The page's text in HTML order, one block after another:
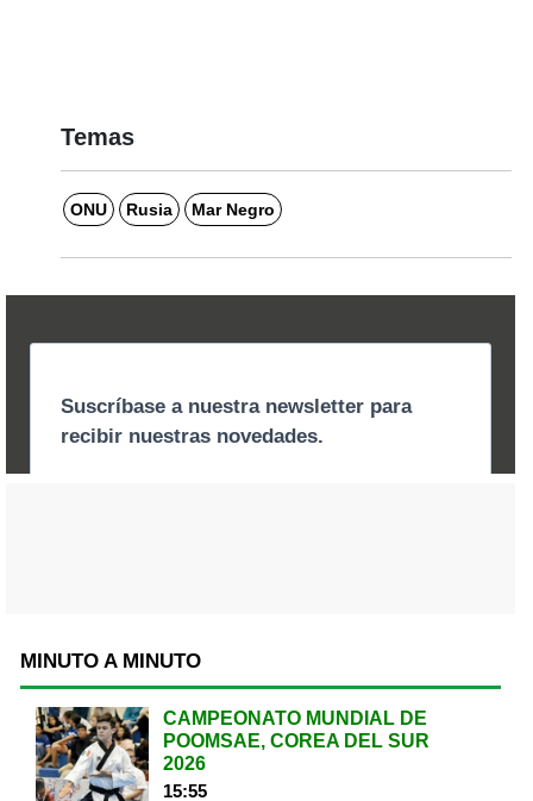
Temas
ONU Rusia Mar Negro
MINUTO A MINUTO
CAMPEONATO MUNDIAL DE
POOMSAE, COREA DEL SUR
2026
15:55